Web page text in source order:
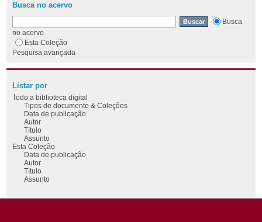
Busca no acervo
Busca
no acervo
Esta Coleção
Pesquisa avançada
Listar por
Todo a biblioteca digital
Tipos de documento & Coleções
Data de publicação
Autor
Título
Assunto
Esta Coleção
Data de publicação
Autor
Título
Assunto